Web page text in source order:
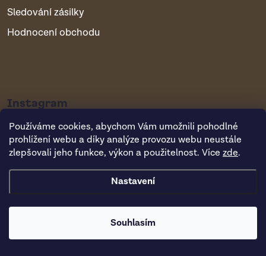
Používáme cookies, abychom Vám umožnili pohodlné
prohlížení webu a díky analýze provozu webu neustále
zlepšovali jeho funkce, výkon a použitelnost. Více zde.
Nastavení
Souhlasím
Sledování zásilky
Hodnocení obchodu
Instagram
Copyright 2026Vsepropejska.cz. Všechna práva vyhrazena.